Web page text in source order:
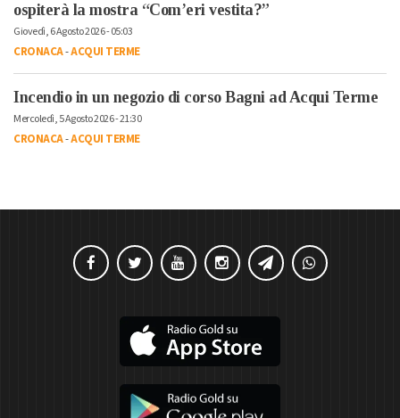
ospiterà la mostra “Com’eri vestita?”
Giovedì, 6 Agosto 2026 - 05:03
CRONACA-ACQUI TERME
Incendio in un negozio di corso Bagni ad Acqui Terme
Mercoledì, 5 Agosto 2026 - 21:30
CRONACA-ACQUI TERME